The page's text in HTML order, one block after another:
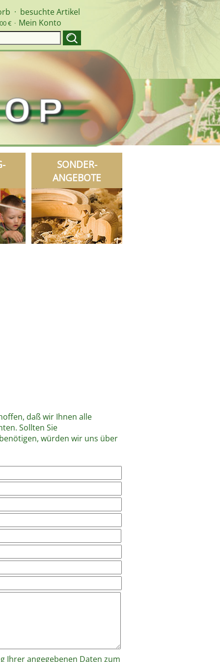
· besuchte Artikel
€ · Mein Konto
SONDER-
ANGEBOTE
daß wir Ihnen alle
Sollten Sie
würden wir uns über
Ihrer angegebenen Daten zum